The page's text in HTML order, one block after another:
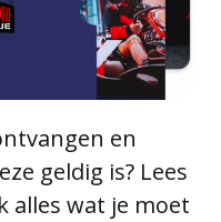
en
geldig is? Lees
alles wat je moet